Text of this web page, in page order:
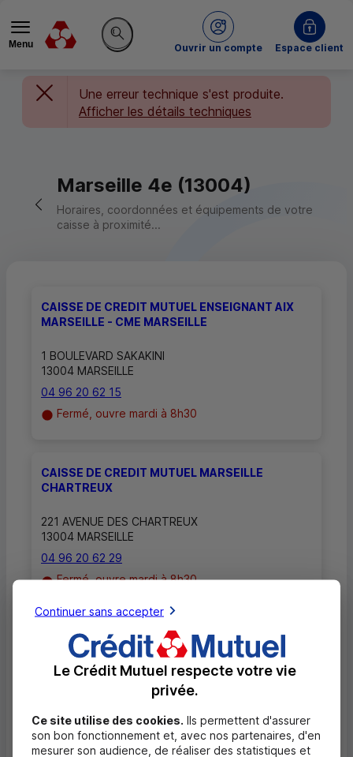
Menu
Rechercher sur le site
Ouvrir un compte
du Crédit MutuelEspace client
Une erreur technique s'est produite.
Afficher les détails techniques
Retour vers la page précédente
Marseille 4e (13004)
Horaires, coordonnées et équipements de votre
caisse à proximité...
CAISSE DE CREDIT MUTUEL ENSEIGNANT AIX
MARSEILLE - CME MARSEILLE
1 BOULEVARD SAKAKINI
13004 MARSEILLE
04 96 20 62 15
Fermé, ouvre mardi à 8h30
CAISSE DE CREDIT MUTUEL MARSEILLE
CHARTREUX
221 AVENUE DES CHARTREUX
13004 MARSEILLE
04 96 20 62 29
Fermé, ouvre mardi à 8h30
CAISSE DE CREDIT MUTUEL MARSEILLE
SAKAKINI
1 BOULEVARD SAKAKINI
04 96 20 62 16
Fermé, ouvre mardi à 8h30
Continuer sans accepter
Le Crédit Mutuel respecte votre vie
privée.
Ce site utilise des cookies. Ils permettent d'assurer
son bon fonctionnement et, avec nos partenaires, d'en
mesurer son audience, de réaliser des statistiques et